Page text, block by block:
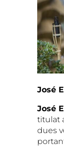
José
José
titulat
dues